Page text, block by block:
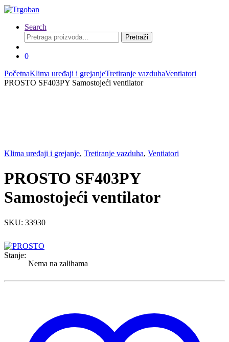
Search
Pretraga
za:
Pretraži
0
PočetnaKlima uređaji i grejanjeTretiranje vazduhaVentiatori
PROSTO SF403PY Samostojeći ventilator
Klima uređaji i grejanje, Tretiranje vazduha, Ventiatori
PROSTO SF403PY
Samostojeći ventilator
SKU: 33930
Stanje:
Nema na zalihama